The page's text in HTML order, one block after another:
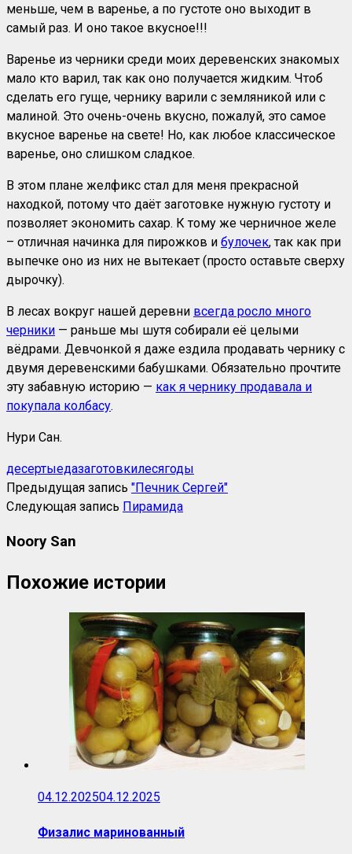
меньше, чем в варенье, а по густоте оно выходит в
самый раз. И оно такое вкусное!!!
Варенье из черники среди моих деревенских знакомых
мало кто варил, так как оно получается жидким. Чтоб
сделать его гуще, чернику варили с земляникой или с
малиной. Это очень-очень вкусно, пожалуй, это самое
вкусное варенье на свете! Но, как любое классическое
варенье, оно слишком сладкое.
В этом плане желфикс стал для меня прекрасной
находкой, потому что даёт заготовке нужную густоту и
позволяет экономить сахар. К тому же черничное желе
– отличная начинка для пирожков и булочек, так как при
выпечке оно из них не вытекает (просто оставьте сверху
дырочку).
В лесах вокруг нашей деревни всегда росло много
черники — раньше мы шутя собирали её целыми
вёдрами. Девчонкой я даже ездила продавать чернику с
двумя деревенскими бабушками. Обязательно прочтите
эту забавную историю — как я чернику продавала и
покупала колбасу.
Нури Сан.
десертыедазаготовкилесягоды
Предыдущая запись "Печник Сергей"
Следующая запись Пирамида
Noory San
Похожие истории
04.12.202504.12.2025
Физалис маринованный